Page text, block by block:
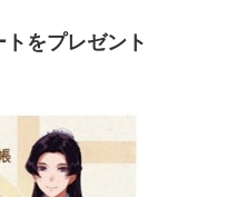
をプレゼント